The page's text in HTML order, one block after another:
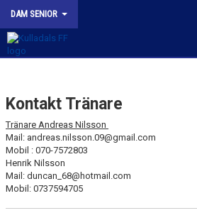
DAM SENIOR
NYHETER
KALENDER
MATCHER
TRUPPEN
Kontakt Tränare
Tränare Andreas Nilsson
Mail: andreas.nilsson.09@gmail.com
Mobil : 070-7572803
Henrik Nilsson
Mail: duncan_68@hotmail.com
Mobil: 0737594705